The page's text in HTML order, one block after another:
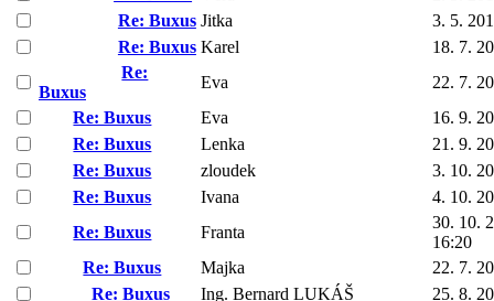
Re: Buxus Jitka
3. 5.
Re: Buxus Karel
18. 7.
Re:
Buxus
Eva
22. 7.
Re: Buxus
Eva
16. 9.
Re: Buxus
Lenka
21. 9.
Re: Buxus
zloudek
3. 10.
Re: Buxus
Ivana
4. 10.
Re: Buxus
Franta
30. 10.
16:20
Re: Buxus
Majka
22. 7.
Re: Buxus
Ing. Bernard LUKÁŠ
25. 8.